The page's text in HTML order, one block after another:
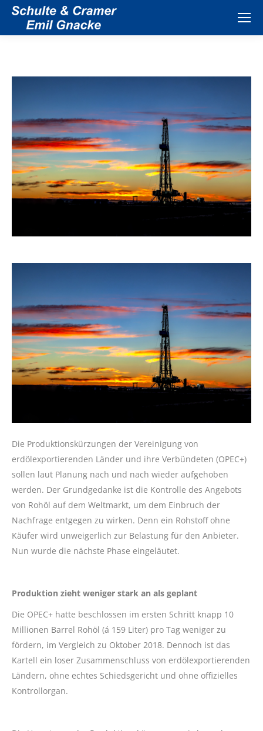
Die Produktionskürzungen der Vereinigung von
erdölexportierenden Länder und ihre Verbündeten (OPEC+)
sollen laut Planung nach und nach wieder aufgehoben
werden. Der Grundgedanke ist die Kontrolle des Angebots
von Rohöl auf dem Weltmarkt, um dem Einbruch der
Nachfrage entgegen zu wirken. Denn ein Rohstoff ohne
Käufer wird unweigerlich zur Belastung für den Anbieter.
Nun wurde die nächste Phase eingeläutet.
Produktion zieht weniger stark an als geplant
Die OPEC+ hatte beschlossen im ersten Schritt knapp 10
Millionen Barrel Rohöl (á 159 Liter) pro Tag weniger zu
fördern, im Vergleich zu Oktober 2018. Dennoch ist das
Kartell ein loser Zusammenschluss von erdölexportierenden
Ländern, ohne echtes Schiedsgericht und ohne offizielles
Kontrollorgan.